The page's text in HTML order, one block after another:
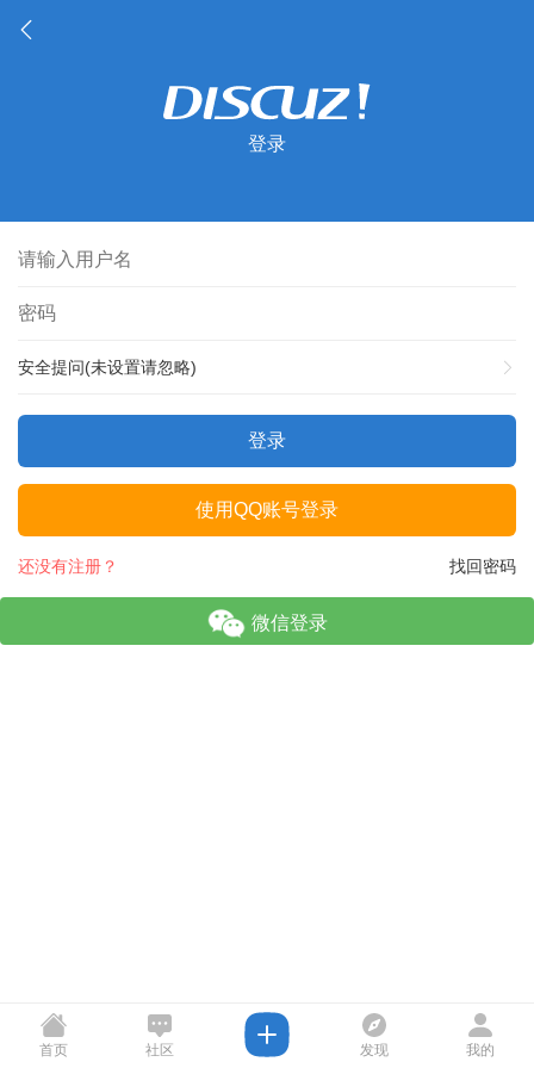
登录
安全提问(未设置请忽略)
登录
使用QQ账号登录
找回密码
还没有注册？
微信登录
首页 社区 发现 我的